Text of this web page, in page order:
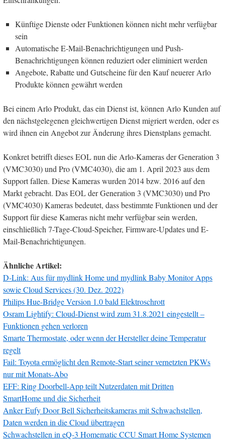
Künftige Dienste oder Funktionen können nicht mehr verfügbar
sein
Automatische E-Mail-Benachrichtigungen und Push-
Benachrichtigungen können reduziert oder eliminiert werden
Angebote, Rabatte und Gutscheine für den Kauf neuerer Arlo
Produkte können gewährt werden
Bei einem Arlo Produkt, das ein Dienst ist, können Arlo Kunden auf
den nächstgelegenen gleichwertigen Dienst migriert werden, oder es
wird ihnen ein Angebot zur Änderung ihres Dienstplans gemacht.
Konkret betrifft dieses EOL nun die Arlo-Kameras der Generation 3
(VMC3030) und Pro (VMC4030), die am 1. April 2023 aus dem
Support fallen. Diese Kameras wurden 2014 bzw. 2016 auf den
Markt gebracht. Das EOL der Generation 3 (VMC3030) und Pro
(VMC4030) Kameras bedeutet, dass bestimmte Funktionen und der
Support für diese Kameras nicht mehr verfügbar sein werden,
einschließlich 7-Tage-Cloud-Speicher, Firmware-Updates und E-
Mail-Benachrichtigungen.
Ähnliche Artikel:
D-Link: Aus für mydlink Home und mydlink Baby Monitor Apps
sowie Cloud Services (30. Dez. 2022)
Philips Hue-Bridge Version 1.0 bald Elektroschrott
Osram Lightify: Cloud-Dienst wird zum 31.8.2021 eingestellt –
Funktionen gehen verloren
Smarte Thermostate, oder wenn der Hersteller deine Temperatur
regelt
Fail: Toyota ermöglicht den Remote-Start seiner vernetzten PKWs
nur mit Monats-Abo
EFF: Ring Doorbell-App teilt Nutzerdaten mit Dritten
SmartHome und die Sicherheit
Anker Eufy Door Bell Sicherheitskameras mit Schwachstellen,
Daten werden in die Cloud übertragen
Schwachstellen in eQ-3 Homematic CCU Smart Home Systemen